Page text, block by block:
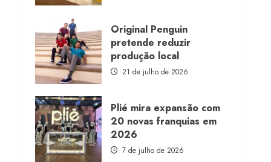
Original Penguin
pretende reduzir
produção local
21 de julho de 2026
Plié mira expansão com
20 novas franquias em
2026
7 de julho de 2026